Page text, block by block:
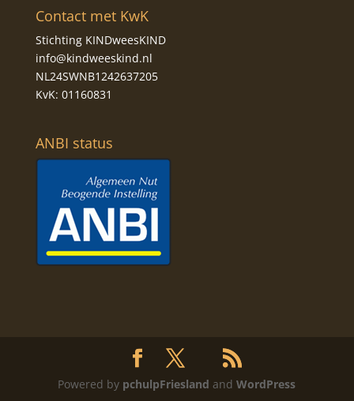
Contact met KwK
Stichting KINDweesKIND
info@kindweeskind.nl
NL24SWNB1242637205
KvK: 01160831
ANBI status
Powered by pchulpFriesland andWordPress